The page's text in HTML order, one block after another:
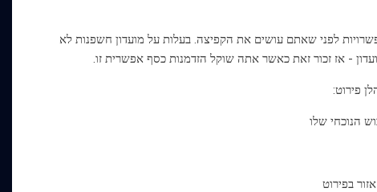
לפני שאתם עושים את הקפיצה. בעלות על מועדון חשפנות לא
- אז זכור זאת כאשר אתה שוקל הזדמנות כסף אפשרית זו.
פירוט:
הנוכחי שלו
בפירוט